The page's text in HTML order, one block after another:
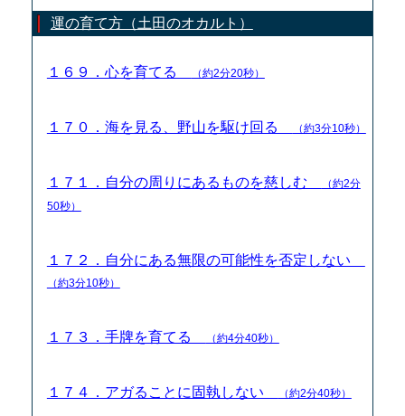
運の育て方（土田のオカルト）
１６９．心を育てる （約2分20秒）
１７０．海を見る、野山を駆け回る （約3分10秒）
１７１．自分の周りにあるものを慈しむ
（約2分
50秒）
１７２．自分にある無限の可能性を否定しない
（約3分10秒）
１７３．手牌を育てる （約4分40秒）
１７４．アガることに固執しない （約2分40秒）